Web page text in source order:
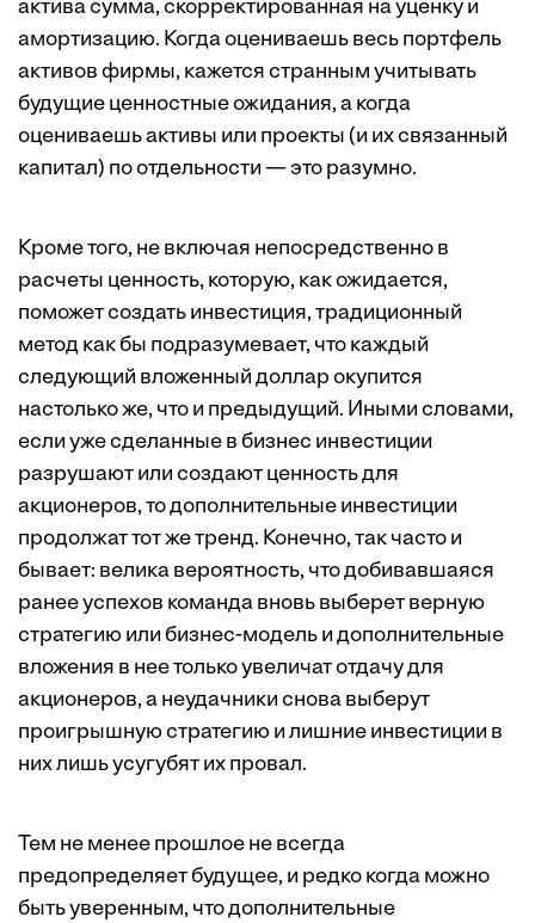
актива сумма, скорректированная на уценку и
амортизацию. Когда оцениваешь весь портфель
активов фирмы, кажется странным учитывать
будущие ценностные ожидания, а когда
оцениваешь активы или проекты (и их связанный
капитал) по отдельности — это разумно.
Кроме того, не включая непосредственно в
расчеты ценность, которую, как ожидается,
поможет создать инвестиция, традиционный
метод как бы подразумевает, что каждый
следующий вложенный доллар окупится
настолько же, что и предыдущий. Иными словами,
если уже сделанные в бизнес инвестиции
разрушают или создают ценность для
акционеров, то дополнительные инвестиции
продолжат тот же тренд. Конечно, так часто и
бывает: велика вероятность, что добивавшаяся
ранее успехов команда вновь выберет верную
стратегию или бизнес-модель и дополнительные
вложения в нее только увеличат отдачу для
акционеров, а неудачники снова выберут
проигрышную стратегию и лишние инвестиции в
них лишь усугубят их провал.
Тем не менее прошлое не всегда
предопределяет будущее, и редко когда можно
быть уверенным, что дополнительные